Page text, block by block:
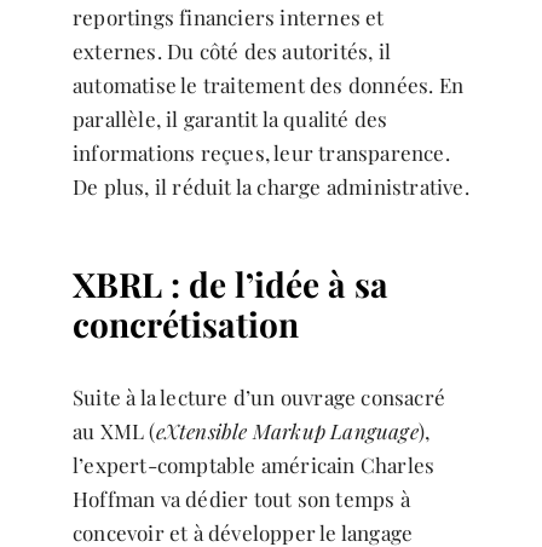
reportings financiers internes et
externes. Du côté des autorités, il
automatise le traitement des données. En
parallèle, il garantit la qualité des
informations reçues, leur transparence.
De plus, il réduit la charge administrative.
XBRL : de l’idée à sa
concrétisation
Suite à la lecture d’un ouvrage consacré
au XML (eXtensible Markup Language),
l’expert-comptable américain Charles
Hoffman va dédier tout son temps à
concevoir et à développer le langage